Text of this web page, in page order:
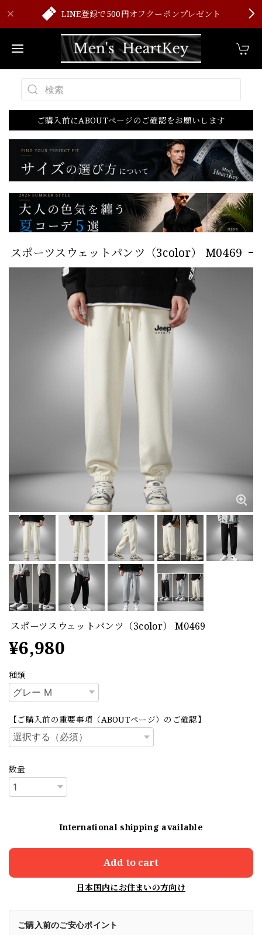
LINE登録で500円オフクーポンプレゼント
ご購入前にABOUTページのご確認をお願いします
スポーツスウェットパンツ（3color） M0469
スポーツスウェットパンツ（3color） M0469
¥6,980
種類
【ご購入前の重要事項（ABOUTページ）のご確認】
数量
International shipping available
Add to cart
日本国内にお住まいの方向け
ご購入前のご安心ポイント